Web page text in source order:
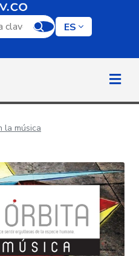
por palabra clave
ES
la música